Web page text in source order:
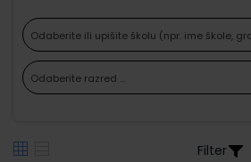
Odaberite ili upišite školu (npr. ime škole,
Odaberite razred ...
Filter